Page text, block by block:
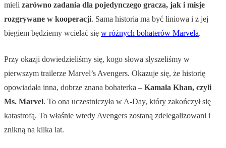
mieli zarówno zadania dla pojedynczego gracza, jak i misje
rozgrywane w kooperacji. Sama historia ma być liniowa i z jej
biegiem będziemy wcielać się w różnych bohaterów Marvela.
Przy okazji dowiedzieliśmy się, kogo słowa słyszeliśmy w
pierwszym trailerze Marvel’s Avengers. Okazuje się, że historię
opowiadała inna, dobrze znana bohaterka – Kamala Khan, czyli
Ms. Marvel. To ona uczestniczyła w A-Day, który zakończył się
katastrofą. To właśnie wtedy Avengers zostaną zdelegalizowani i
znikną na kilka lat.